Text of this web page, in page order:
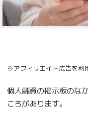
※アフィリエイト広告を利
個人融資の掲示板のな
ころがあります。